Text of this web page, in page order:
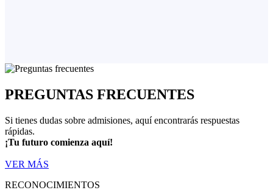
PREGUNTAS FRECUENTES
Si tienes dudas sobre admisiones, aquí encontrarás respuestas
rápidas.
¡Tu futuro comienza aquí!
VER MÁS
RECONOCIMIENTOS